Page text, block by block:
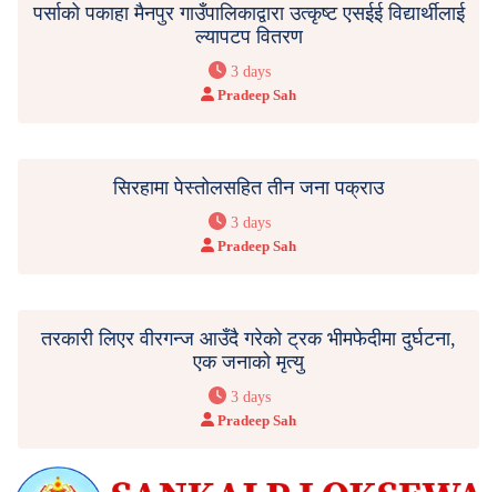
पर्साको पकाहा मैनपुर गाउँपालिकाद्वारा उत्कृष्ट एसईई विद्यार्थीलाई
ल्यापटप वितरण
3 days
Pradeep Sah
सिरहामा पेस्तोलसहित तीन जना पक्राउ
3 days
Pradeep Sah
तरकारी लिएर वीरगन्ज आउँदै गरेको ट्रक भीमफेदीमा दुर्घटना,
एक जनाको मृत्यु
3 days
Pradeep Sah